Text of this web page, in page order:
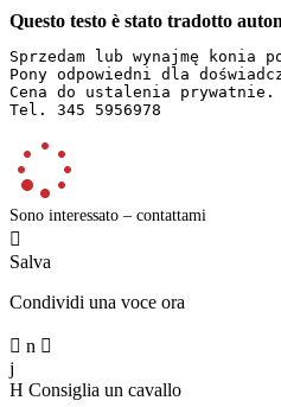
Questo testo è stato tradotto
Sprzedam lub wynajmę
Pony odpowiedni dla
Cena do ustalenia
Tel. 345 5956978
Sono interessato – contattami

Salva
Condividi una voce ora
 n 
j
H Consiglia un cavallo